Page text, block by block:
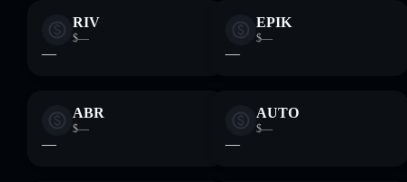
RIV
$—
—
EPIK
$—
—
ABR
$—
—
AUTO
$—
—